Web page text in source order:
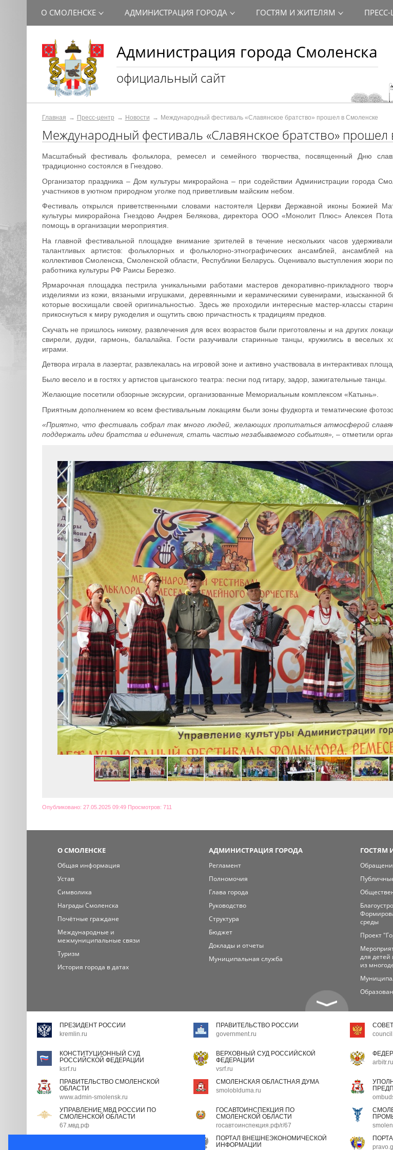
Администрация города Смоленска
официальный сайт
О СМОЛЕНСКЕ АДМИНИСТРАЦИЯ ГОРОДА ГОСТЯМ И ЖИТЕЛЯМ
Главная Пресс-центр Новости Международный фестиваль «Славянское братство» прошел в Смоленске
Международный фестиваль «Славянское братство» прошел
Масштабный фестиваль фольклора, ремесел и семейного творчества, посвященный Дню
традиционно состоялся в Гнездово.
Организатор праздника – Дом культуры микрорайона – при содействии Администрации города
участников в уютном природном уголке под приветливым майским небом.
Фестиваль открылся приветственными словами настоятеля Церкви Державной иконы Божией
культуры микрорайона Гнездово Андрея Белякова, директора ООО «Монолит Плюс» Алексея
помощь в организации мероприятия.
На главной фестивальной площадке внимание зрителей в течение нескольких часов
талантливых артистов: фольклорных и фольклорно-этнографических ансамблей, ансамблей
коллективов Смоленска, Смоленской области, Республики Беларусь. Оценивало выступления жюри
работника культуры РФ Раисы Березко.
Ярмарочная площадка пестрила уникальными работами мастеров декоративно-прикладного
изделиями из кожи, вязаными игрушками, деревянными и керамическими сувенирами, изысканной
которые восхищали своей оригинальностью. Здесь же проходили интересные мастер-классы
прикоснуться к миру рукоделия и ощутить свою причастность к традициям предков.
Скучать не пришлось никому, развлечения для всех возрастов были приготовлены и на других
свирели, дудки, гармонь, балалайка. Гости разучивали старинные танцы, кружились в веселых
играми.
Детвора играла в лазертаг, развлекалась на игровой зоне и активно участвовала в интерактивах
Было весело и в гостях у артистов цыганского театра: песни под гитару, задор, зажигательные танцы.
Желающие посетили обзорные экскурсии, организованные Мемориальным комплексом «Катынь».
Приятным дополнением ко всем фестивальным локациям были зоны фудкорта и тематические
«Приятно, что фестиваль собрал так много людей, желающих пропитаться атмосферой
поддержать идеи братства и единения, стать частью незабываемого события», – отметили
Опубликовано: 27.05.2025 09:49 Просмотров: 711
О СМОЛЕНСКЕ
Общая информация
Устав
Символика
Награды Смоленска
Почётные граждане
Международные и
межмуниципальные связи
Туризм
История города в датах
АДМИНИСТРАЦИЯ ГОРОДА
Регламент
Полномочия
Глава города
Руководство
Структура
Бюджет
Доклады и отчеты
Муниципальная служба
ГОСТЯМ
среды
Проект
для детей
из
ПРЕЗИДЕНТ РОССИИ
kremlin.ru
ПРАВИТЕЛЬСТВО РОССИИ
government.ru
КОНСТИТУЦИОННЫЙ СУД
РОССИЙСКОЙ ФЕДЕРАЦИИ
ksrf.ru
ВЕРХОВНЫЙ СУД РОССИЙСКОЙ
ФЕДЕРАЦИИ
vsrf.ru
arbitr.ru
ПРАВИТЕЛЬСТВО СМОЛЕНСКОЙ
ОБЛАСТИ
www.admin-smolensk.ru
СМОЛЕНСКАЯ ОБЛАСТНАЯ ДУМА
smoloblduma.ru
УПРАВЛЕНИЕ МВД РОССИИ ПО
СМОЛЕНСКОЙ ОБЛАСТИ
67.мвд.рф
ГОСАВТОИНСПЕКЦИЯ ПО
СМОЛЕНСКОЙ ОБЛАСТИ
госавтоинспекция.рф/r/67
ПОРТАЛ ВНЕШНЕЭКОНОМИЧЕСКОЙ
ИНФОРМАЦИИ